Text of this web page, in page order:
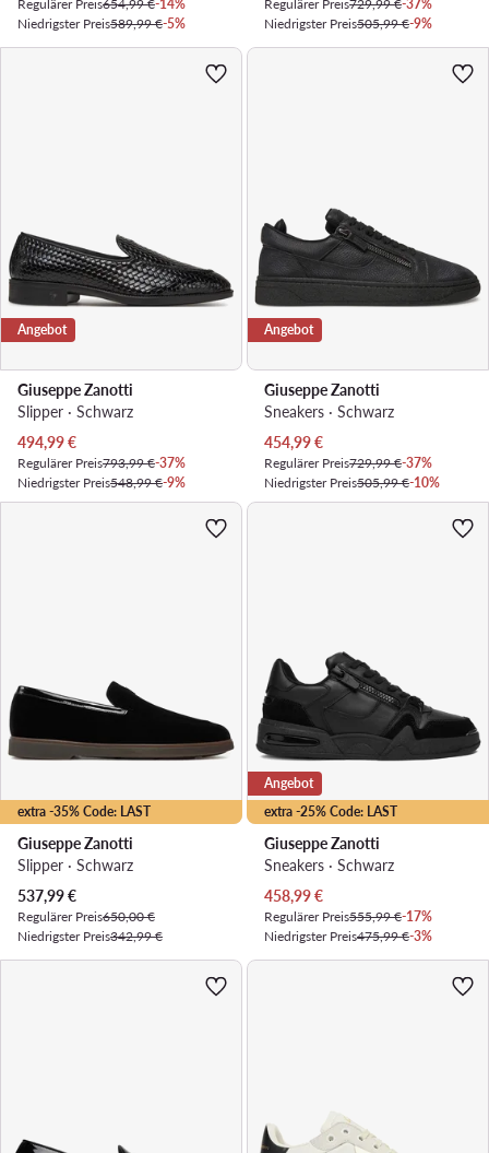
Regulärer Preis654,99 €-14%
Niedrigster Preis589,99 €-5%
Regulärer Preis729,99 €-37%
Niedrigster Preis505,99 €-9%
Angebot
Giuseppe Zanotti
Slipper · Schwarz
Aktueller Preis
494,99€
Regulärer Preis793,99 €-37%
Niedrigster Preis548,99 €-9%
Angebot
Giuseppe Zanotti
Sneakers · Schwarz
Aktueller Preis
454,99€
Regulärer Preis729,99 €-37%
Niedrigster Preis505,99 €-10%
extra -35% Code: LAST
Giuseppe Zanotti
Slipper · Schwarz
Aktueller Preis
537,99€
Regulärer Preis650,00 €
Niedrigster Preis342,99 €
extra -25% Code: LAST
Angebot
Giuseppe Zanotti
Sneakers · Schwarz
Aktueller Preis
458,99€
Regulärer Preis555,99 €-17%
Niedrigster Preis475,99 €-3%